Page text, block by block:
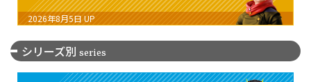
2026年8月5日 UP
シリーズ別 series